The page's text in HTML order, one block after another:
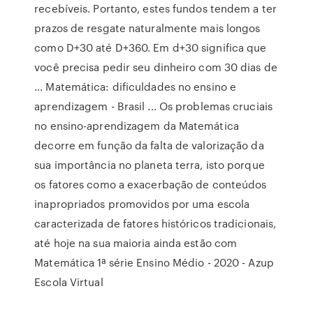
recebíveis. Portanto, estes fundos tendem a ter
prazos de resgate naturalmente mais longos
como D+30 até D+360. Em d+30 significa que
você precisa pedir seu dinheiro com 30 dias de
… Matemática: dificuldades no ensino e
aprendizagem - Brasil ... Os problemas cruciais
no ensino-aprendizagem da Matemática
decorre em função da falta de valorização da
sua importância no planeta terra, isto porque
os fatores como a exacerbação de conteúdos
inapropriados promovidos por uma escola
caracterizada de fatores históricos tradicionais,
até hoje na sua maioria ainda estão com
Matemática 1ª série Ensino Médio - 2020 - Azup
Escola Virtual